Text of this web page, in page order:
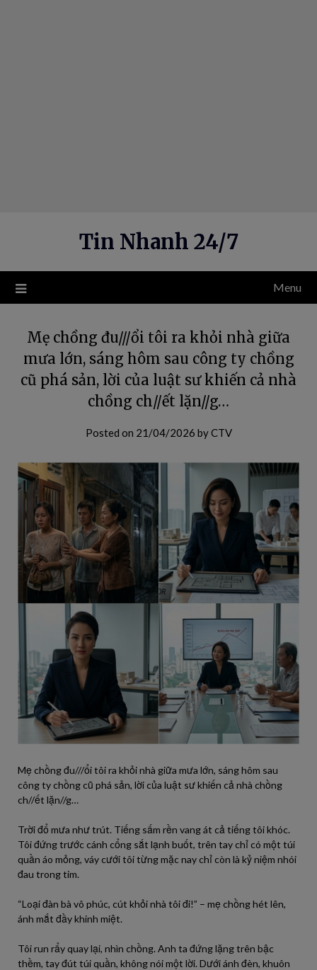
Tin Nhanh 24/7
Menu
Mẹ chồng đu///ổi tôi ra khỏi nhà giữa
mưa lớn, sáng hôm sau công ty chồng
cũ phá sản, lời của luật sư khiến cả nhà
chồng ch//ết lặn//g…
Posted on 21/04/2026 byCTV
Mẹ chồng đu///ổi tôi ra khỏi nhà giữa mưa lớn, sáng hôm sau
công ty chồng cũ phá sản, lời của luật sư khiến cả nhà chồng
ch//ết lặn//g…
Trời đổ mưa như trút. Tiếng sấm rền vang át cả tiếng tôi khóc.
Tôi đứng trước cánh cổng sắt lạnh buốt, trên tay chỉ có một túi
quần áo mỏng, váy cưới tôi từng mặc nay chỉ còn là kỷ niệm nhói
đau trong tim.
“Loại đàn bà vô phúc, cút khỏi nhà tôi đi!” – mẹ chồng hét lên,
ánh mắt đầy khinh miệt.
Tôi run rẩy quay lại, nhìn chồng. Anh ta đứng lặng trên bậc
thềm, tay đút túi quần, không nói một lời. Dưới ánh đèn, khuôn